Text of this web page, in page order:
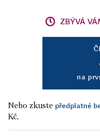
ZBÝVÁ
na
Nebo zkuste předplatné
Kč.